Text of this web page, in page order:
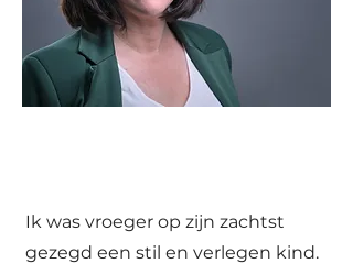
Ik was vroeger op zijn zachtst
gezegd een stil en verlegen kind.